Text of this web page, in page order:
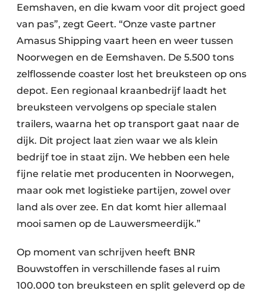
Eemshaven, en die kwam voor dit project goed
van pas”, zegt Geert. “Onze vaste partner
Amasus Shipping vaart heen en weer tussen
Noorwegen en de Eemshaven. De 5.500 tons
zelflossende coaster lost het breuksteen op ons
depot. Een regionaal kraanbedrijf laadt het
breuksteen vervolgens op speciale stalen
trailers, waarna het op transport gaat naar de
dijk. Dit project laat zien waar we als klein
bedrijf toe in staat zijn. We hebben een hele
fijne relatie met producenten in Noorwegen,
maar ook met logistieke partijen, zowel over
land als over zee. En dat komt hier allemaal
mooi samen op de Lauwersmeerdijk.”
Op moment van schrijven heeft BNR
Bouwstoffen in verschillende fases al ruim
100.000 ton breuksteen en split geleverd op de